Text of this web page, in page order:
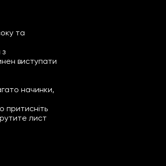
та
виступати
начинки,
притисніть
лист